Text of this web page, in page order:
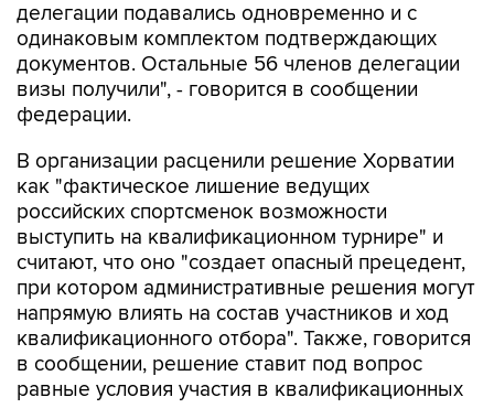
документов. Остальные 56 членов делегации
визы получили", - говорится в сообщении
федерации.
В организации расценили решение Хорватии
российских спортсменок возможности
выступить на квалификационном турнире" и
считают, что оно "создает опасный прецедент,
при котором административные решения могут
напрямую влиять на состав участников и ход
квалификационного отбора". Также, говорится
в сообщении, решение ставит под вопрос
равные условия участия в квалификационных
соревнованиях для спортсменов всех
национальных федераций.